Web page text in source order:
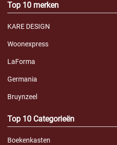
Top 10 merken
KARE DESIGN
Woonexpress
LaForma
Germania
Bruynzeel
Top 10 Categorieën
Boekenkasten